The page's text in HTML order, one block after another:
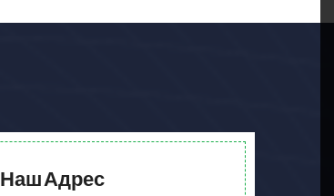
Наш Адрес